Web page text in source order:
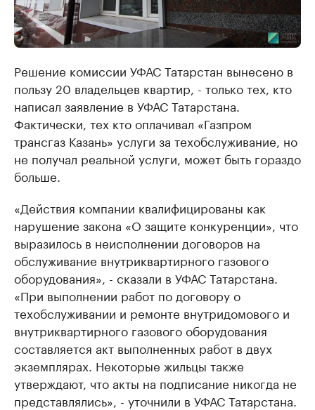
Решение комиссии УФАС Татарстан вынесено в
пользу 20 владельцев квартир, - только тех, кто
написал заявление в УФАС Татарстана.
Фактически, тех кто оплачивал «Газпром
трансгаз Казань» услуги за техобслуживание, но
не получал реальной услуги, может быть гораздо
больше.
«Действия компании квалифицированы как
нарушение закона «О защите конкуренции», что
выразилось в неисполнении договоров на
обслуживание внутриквартирного газового
оборудования», - сказали в УФАС Татарстана.
«При выполнении работ по договору о
техобслуживании и ремонте внутридомового и
внутриквартирного газового оборудования
составляется акт выполненных работ в двух
экземплярах. Некоторые жильцы также
утверждают, что акты на подписание никогда не
представлялись», - уточнили в УФАС Татарстана.